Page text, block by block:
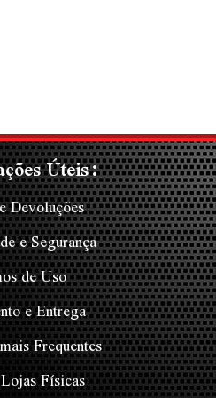
Úteis:
Devoluções
e Segurança
de Uso
e Entrega
Frequentes
Físicas